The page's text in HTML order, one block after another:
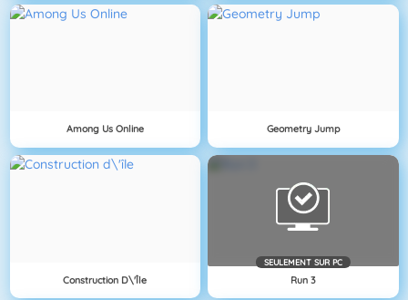
Among Us Online Geometry Jump
Construction D\'île
SEULEMENT SUR PC
Run 3